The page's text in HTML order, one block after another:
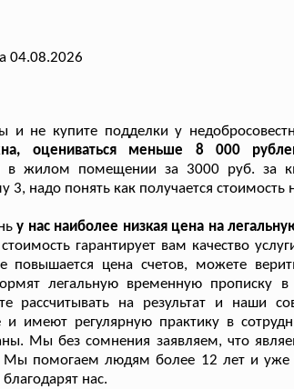
04.08.2026
и не купите подделки у
оцениваться меньше 8 000
в жилом помещении за 3000 руб. за
надо понять как получается стоимость
у нас наиболее низкая цена на
гарантирует вам качество
повышается цена счетов, можете
легальную временную прописку
рассчитывать на результат и наши
и имеют регулярную практику в
Мы без сомнения заявляем, что
Мы помогаем людям более 12 лет и уже
нас.